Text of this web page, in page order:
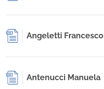
Angeletti Francesco
Antenucci Manuela